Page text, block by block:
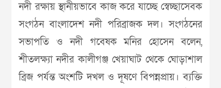
নদী রক্ষায় স্থানীয়ভাবে কাজ করে যাচ্ছে স্বেচ্ছাসেবক
সংগঠন বাংলাদেশ নদী পরিব্রাজক দল। সংগঠনের
সভাপতি ও নদী গবেষক মনির হোসেন বলেন,
শীতলক্ষ্যা নদীর কালীগঞ্জ খেয়াঘাট থেকে ঘোড়াশাল
ব্রিজ পর্যন্ত অংশটি দখল ও দূষণে বিপন্নপ্রায়। ব্যক্তি